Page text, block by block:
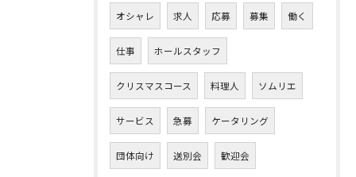
オシャレ 求人 応募 募集 働く
仕事 ホールスタッフ
クリスマスコース 料理人 ソムリエ
サービス 急募 ケータリング
団体向け 送別会 歓迎会